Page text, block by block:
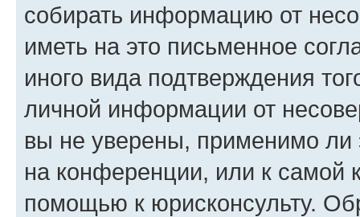
собирать информацию от
иметь на это письменное
иного вида подтверждения
личной информации от
вы не уверены, применимо ли
на конференции, или к самой
помощью к юрисконсульту.